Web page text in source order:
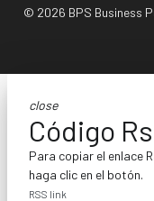
© 2026 BPS Business
close
Código
Para copiar el enlace
haga clic en el botón.
RSS link